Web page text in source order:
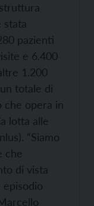
stata
pazienti
e 6.400
1.200
totale di
che opera in
lotta alle
“Siamo
che
di vista
episodio